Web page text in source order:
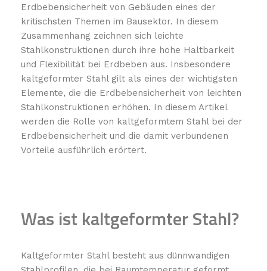
Erdbebensicherheit von Gebäuden eines der
kritischsten Themen im Bausektor. In diesem
Zusammenhang zeichnen sich leichte
Stahlkonstruktionen durch ihre hohe Haltbarkeit
und Flexibilität bei Erdbeben aus. Insbesondere
kaltgeformter Stahl gilt als eines der wichtigsten
Elemente, die die Erdbebensicherheit von leichten
Stahlkonstruktionen erhöhen. In diesem Artikel
werden die Rolle von kaltgeformtem Stahl bei der
Erdbebensicherheit und die damit verbundenen
Vorteile ausführlich erörtert.
Was ist kaltgeformter Stahl?
Kaltgeformter Stahl besteht aus dünnwandigen